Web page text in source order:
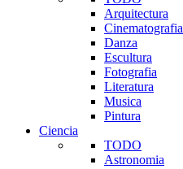
Arquitectura
Cinematografia
Danza
Escultura
Fotografia
Literatura
Musica
Pintura
Ciencia
TODO
Astronomia